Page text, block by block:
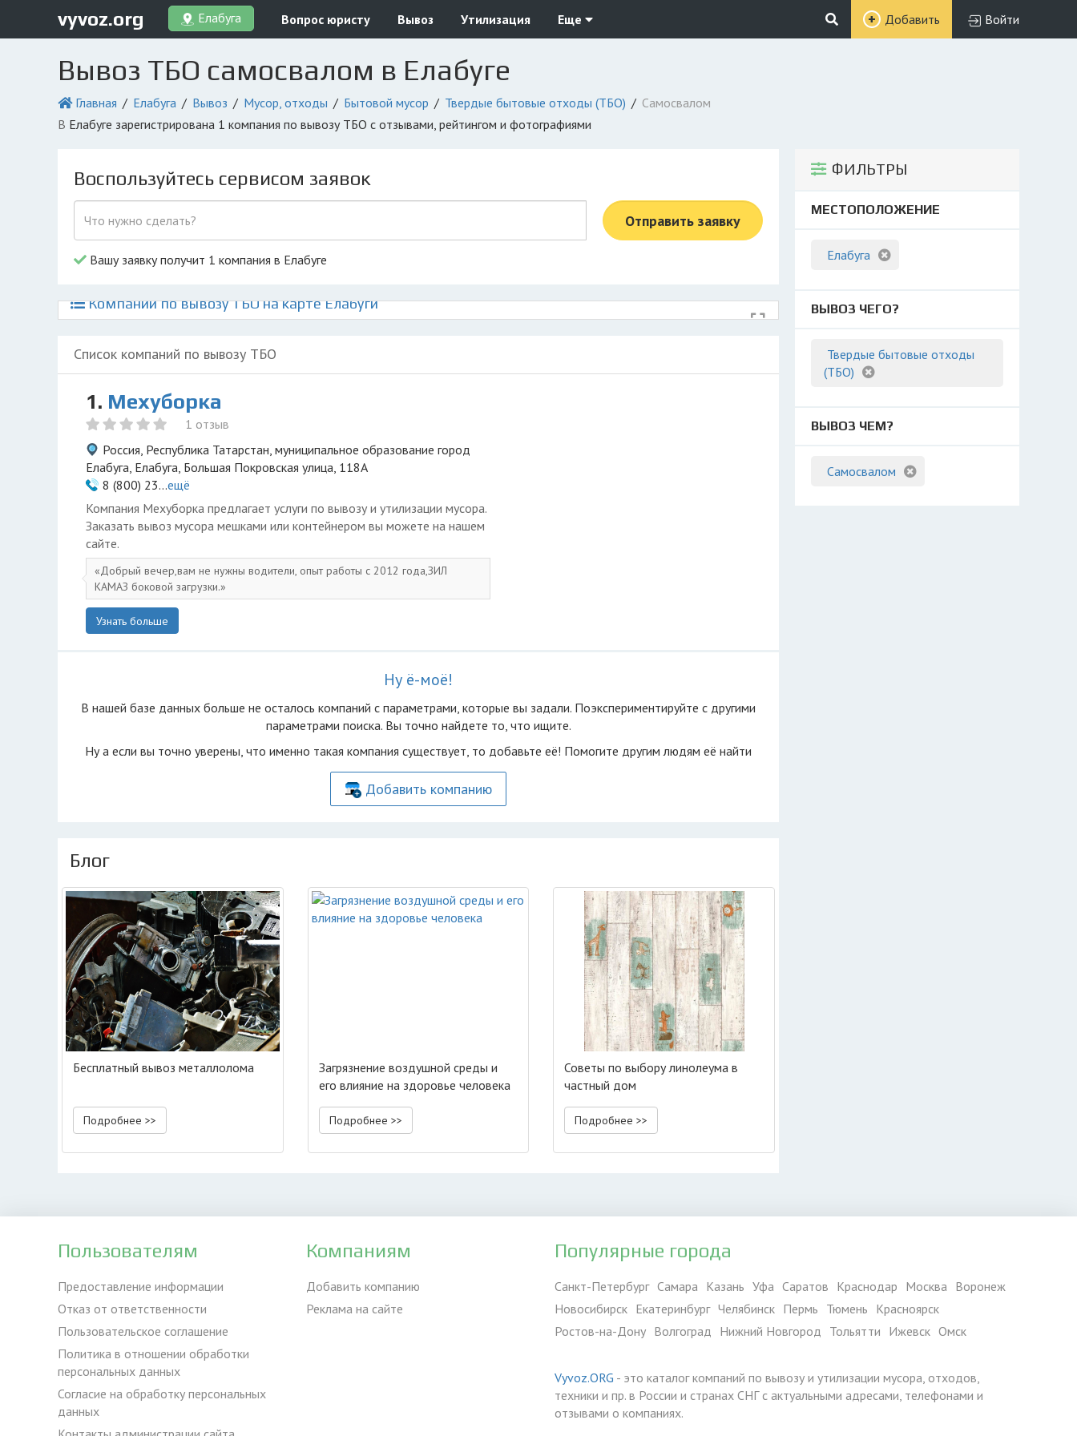
vyvoz.org Елабуга Вопрос юристу Вывоз Утилизация Еще Добавить Войти
Вывоз ТБО самосвалом в Елабуге
Главная Елабуга Вывоз Мусор, отходы Бытовой мусор Твердые бытовые отходы (ТБО)
Самосвалом
в Елабуге зарегистрирована 1 компания по вывозу ТБО с отзывами, рейтингом и фотографиями
ФИЛЬТРЫ
МЕСТОПОЛОЖЕНИЕ
Елабуга
ВЫВОЗ ЧЕГО?
Твердые бытовые отходы
(ТБО)
ВЫВОЗ ЧЕМ?
Самосвалом
Воспользуйтесь сервисом заявок
Отправить заявку
Вашу заявку получит 1 компания в Елабуге
Компании по вывозу ТБО на карте Елабуги
Список компаний по вывозу ТБО
1. Мехуборка
1 отзыв
Россия, Республика Татарстан, муниципальное образование город
Елабуга, Елабуга, Большая Покровская улица, 118А
8 (800) 23...ещё
Компания Мехуборка предлагает услуги по вывозу и утилизации мусора.
Заказать вывоз мусора мешками или контейнером вы можете на нашем
сайте.
Добрый вечер,вам не нужны водители, опыт работы с 2012 года,ЗИЛ
КАМАЗ боковой загрузки.
Узнать больше
Ну ё-моё!
В нашей базе данных больше не осталоcь компаний с параметрами, которые вы задали. Поэкспериментируйте с другими
параметрами поиска. Вы точно найдете то, что ищите.
Ну а если вы точно уверены, что именно такая компания существует, то добавьте её! Помогите другим людям её найти
Добавить компанию
Блог
Бесплатный вывоз металлолома
Подробнее >>
Загрязнение воздушной среды и
его влияние на здоровье человека
Подробнее >>
Советы по выбору линолеума в
частный дом
Подробнее >>
Пользователям
Предоставление информации
Отказ от ответственности
Пользовательское соглашение
Политика в отношении обработки
персональных данных
Согласие на обработку персональных
данных
Компаниям
Добавить компанию
Реклама на сайте
Популярные города
Санкт-Петербург Самара Казань Уфа Саратов Краснодар Москва Воронеж
Новосибирск Екатеринбург Челябинск Пермь Тюмень Красноярск
Ростов-на-Дону Волгоград Нижний Новгород Тольятти Ижевск Омск
Vyvoz.ORG - это каталог компаний по вывозу и утилизации мусора, отходов,
техники и пр. в России и странах СНГ с актуальными адресами, телефонами и
отзывами о компаниях.